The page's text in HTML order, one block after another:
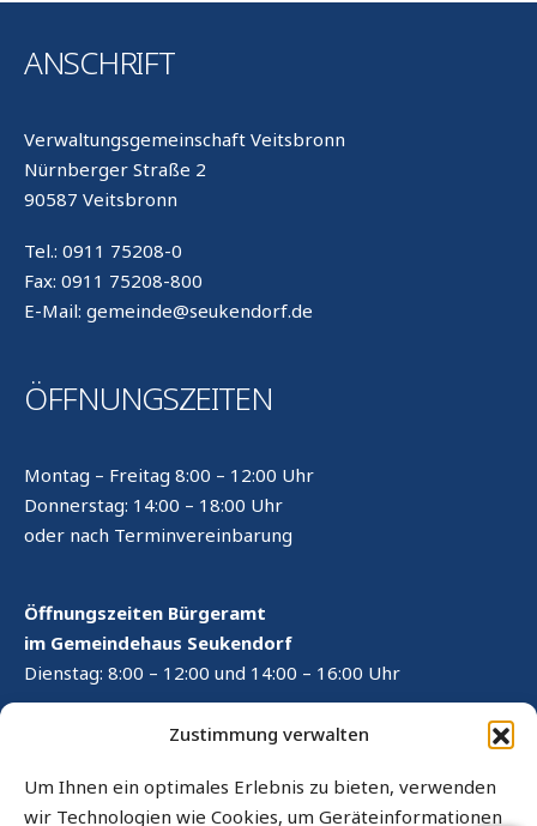
Zustimmung verwalten
Um Ihnen ein optimales Erlebnis zu bieten, verwenden
wir Technologien wie Cookies, um Geräteinformationen
ANSCHRIFT
Verwaltungsgemeinschaft Veitsbronn
Nürnberger Straße 2
90587 Veitsbronn
Tel.: 0911 75208-0
Fax: 0911 75208-800
E-Mail: gemeinde@seukendorf.de
ÖFFNUNGSZEITEN
Montag – Freitag 8:00 – 12:00 Uhr
Donnerstag: 14:00 – 18:00 Uhr
oder nach Terminvereinbarung
Öffnungszeiten Bürgeramt
im Gemeindehaus Seukendorf
Dienstag: 8:00 – 12:00 und 14:00 – 16:00 Uhr
RECHTLICHES
Kontaktformular